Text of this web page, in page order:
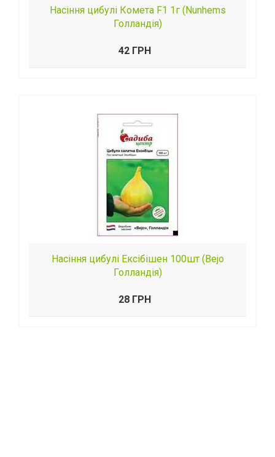
Насіння цибулі Комета F1 1г (Nunhems
Голландія)
42 ГРН
Насіння цибулі Ексібішен 100шт (Bejo
Голландія)
28 ГРН